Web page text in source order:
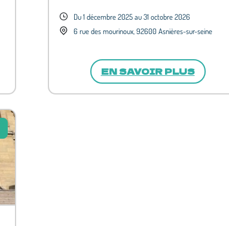
Du 1 décembre 2025 au 31 octobre 2026
6 rue des mourinoux, 92600 Asnières-sur-seine
EN SAVOIR PLUS